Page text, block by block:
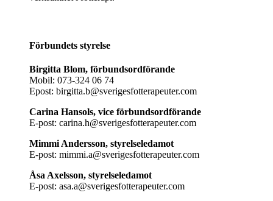
Förbundets styrelse
Birgitta Blom, förbundsordförande
Mobil: 073-324 06 74
Epost: birgitta.b@sverigesfotterapeuter.com
Carina Hansols, vice förbundsordförande
E-post: carina.h@sverigesfotterapeuter.com
Mimmi Andersson, styrelseledamot
E-post: mimmi.a@sverigesfotterapeuter.com
Åsa Axelsson, styrelseledamot
E-post: asa.a@sverigesfotterapeuter.com